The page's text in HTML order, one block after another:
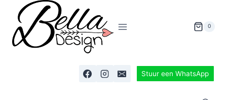
0
Stuur een WhatsApp